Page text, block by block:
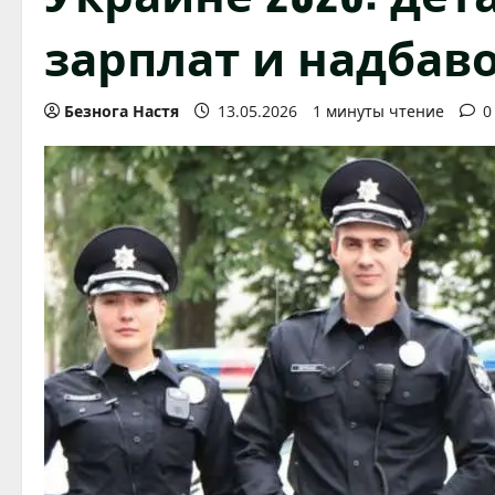
зарплат и
Безнога Настя 13.05.2026 1 минуты чтение 0